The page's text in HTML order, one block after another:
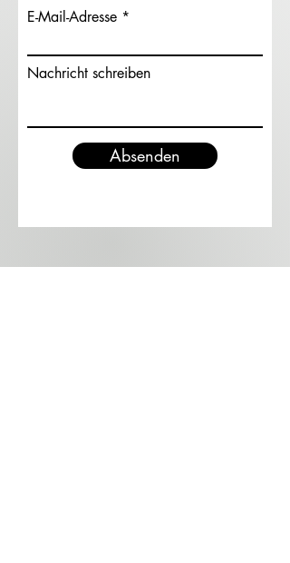
E-Mail-Adresse
Nachricht schreiben
Absenden